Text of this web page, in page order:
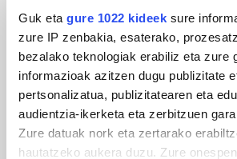
Guk eta gure 1022 kideek sure
zure IP zenbakia, esaterako,
bezalako teknologiak erabiliz eta zure
informazioak azitzen dugu publizitate
pertsonalizatua, publizitatearen eta
audientzia-ikerketa eta zerbitzuen
Zure datuak nork eta zertarako
hautatzeko aukera duzu. Zure
TXIRRINDULARITZA